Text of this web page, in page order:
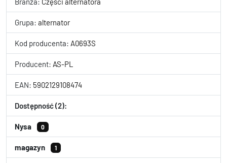
Grupa: alternator
Kod producenta: A0693S
Producent: AS-PL
EAN: 5902129108474
Dostępność (2):
Nysa 0
magazyn 1